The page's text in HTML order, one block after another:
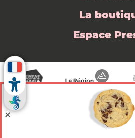
La
Espace